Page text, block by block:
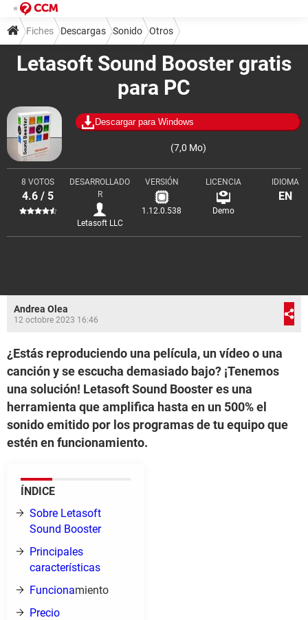
Letasoft Sound Booster gratis
para PC
Descargar para Windows
(7,0 Mo)
8 VOTOS
4.6 / 5
DESARROLLADO
R
Letasoft LLC
VERSIÓN
1.12.0.538
LICENCIA
Demo
IDIOMA
EN
Fiches Descargas Sonido Otros
Andrea Olea
12 octobre 2023 16:46
¿Estás reproduciendo una película, un vídeo o una
canción y se escucha demasiado bajo? ¡Tenemos
una solución! Letasoft Sound Booster es una
herramienta que amplifica hasta en un 500% el
sonido emitido por los programas de tu equipo que
estén en funcionamiento.
ÍNDICE
Sobre Letasoft
Sound Booster
Principales
características
Funcionamiento
Precio